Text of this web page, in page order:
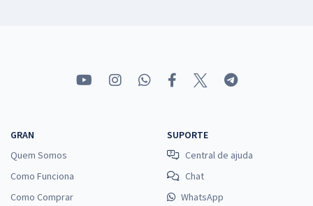
GRAN
Quem Somos
Como Funciona
Como Comprar
SUPORTE
Central de ajuda
Chat
WhatsApp